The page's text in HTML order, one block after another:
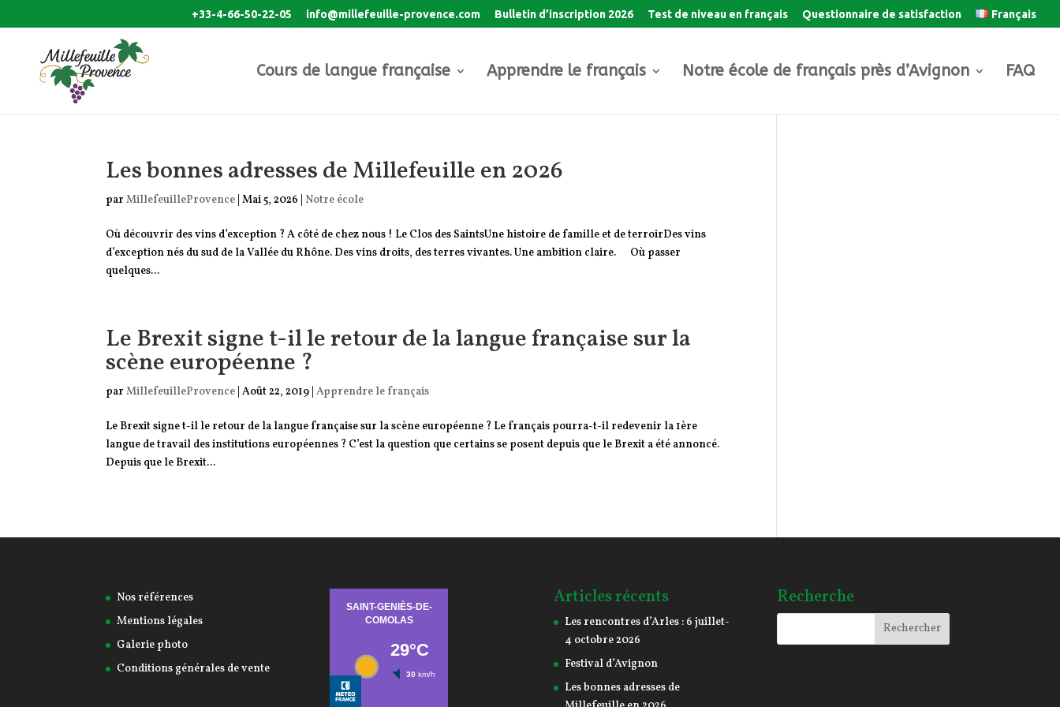
+33-4-66-50-22-05 info@millefeuille-provence.com Bulletin d’inscription 2026 Test de niveau en français Questionnaire de satisfaction Français
Cours de langue française Apprendre le français Notre école de français près d’Avignon FAQ
Les bonnes adresses de Millefeuille en 2026
parMillefeuilleProvence |Mai 5, 2026 Notre école
Où découvrir des vins d’exception ? A côté de chez nous ! Le Clos des SaintsUne histoire de famille et de terroirDes vins
d’exception nés du sud de la Vallée du Rhône. Des vins droits, des terres vivantes. Une ambition claire. Où passer
quelques...
Le Brexit signe t-il le retour de la langue française sur la
scène européenne ?
parMillefeuilleProvence |Août 22, 2019 |Apprendre le français
Le Brexit signe t-il le retour de la langue française sur la scène européenne ? Le français pourra-t-il redevenir la 1ère
langue de travail des institutions européennes ? C’est la question que certains se posent depuis que le Brexit a été annoncé.
Depuis que le Brexit...
Nos références
Mentions légales
Galerie photo
Conditions générales de vente
Articles récents
Les rencontres d’Arles : 6 juillet-
4 octobre 2026
Festival d’Avignon
Les bonnes adresses de
Recherche